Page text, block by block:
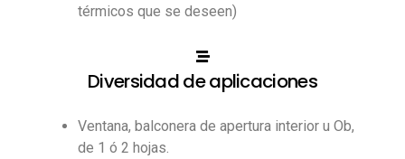
térmicos que se deseen)
Diversidad de aplicaciones
Ventana, balconera de apertura interior u Ob,
de 1 ó 2 hojas.